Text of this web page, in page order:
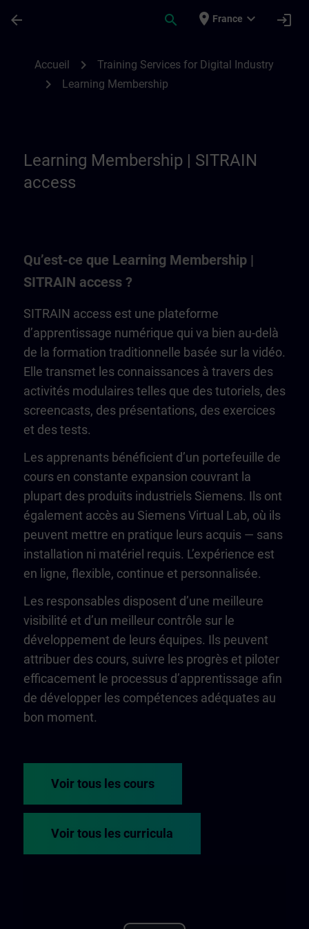
arrow_back search place France expand_more login
Accueil chevron_right Training Services for Digital Industry
chevron_right Learning Membership
Learning Membership | SITRAIN
access
Qu’est-ce que Learning Membership |
SITRAIN access ?
SITRAIN access est une plateforme
d’apprentissage numérique qui va bien au-delà
de la formation traditionnelle basée sur la vidéo.
Elle transmet les connaissances à travers des
activités modulaires telles que des tutoriels, des
screencasts, des présentations, des exercices
et des tests.
Les apprenants bénéficient d’un portefeuille de
cours en constante expansion couvrant la
plupart des produits industriels Siemens. Ils ont
également accès au Siemens Virtual Lab, où ils
peuvent mettre en pratique leurs acquis — sans
installation ni matériel requis. L’expérience est
en ligne, flexible, continue et personnalisée.
Les responsables disposent d’une meilleure
visibilité et d’un meilleur contrôle sur le
développement de leurs équipes. Ils peuvent
attribuer des cours, suivre les progrès et piloter
efficacement le processus d’apprentissage afin
de développer les compétences adéquates au
bon moment.
Voir tous les cours
Voir tous les curricula